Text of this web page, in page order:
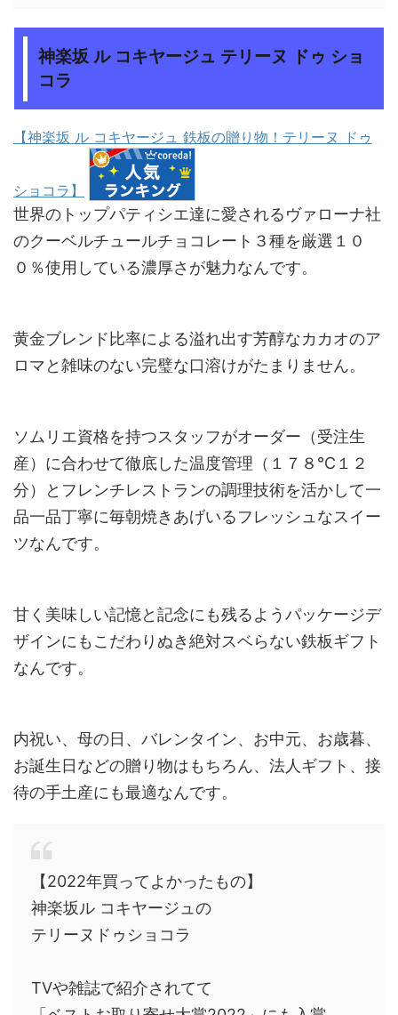
神楽坂 ル コキヤージュ テリーヌ ドゥ ショ
コラ
【神楽坂 ル コキヤージュ 鉄板の贈り物！テリーヌ ドゥ
ショコラ】
世界のトップパティシエ達に愛されるヴァローナ社
のクーベルチュールチョコレート３種を厳選１０
０％使用している濃厚さが魅力なんです。
黄金ブレンド比率による溢れ出す芳醇なカカオのア
ロマと雑味のない完璧な口溶けがたまりません。
ソムリエ資格を持つスタッフがオーダー（受注生
産）に合わせて徹底した温度管理（１７８℃１２
分）とフレンチレストランの調理技術を活かして一
品一品丁寧に毎朝焼きあげいるフレッシュなスイー
ツなんです。
甘く美味しい記憶と記念にも残るようパッケージデ
ザインにもこだわりぬき絶対スベらない鉄板ギフト
なんです。
内祝い、母の日、バレンタイン、お中元、お歳暮、
お誕生日などの贈り物はもちろん、法人ギフト、接
待の手土産にも最適なんです。
【2022年買ってよかったもの】
神楽坂ル コキヤージュの
テリーヌドゥショコラ
TVや雑誌で紹介されてて